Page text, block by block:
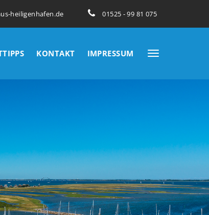
heiligenhafen.de 01525 - 99 81 075
KONTAKT IMPRESSUM